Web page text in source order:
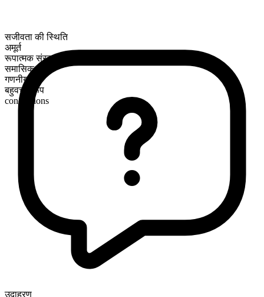
सजीवता की स्थिति
अमूर्त
रूपात्मक संरचना
समासिक
गणनीय
बहुवचन रूप
conceptions
उदाहरण